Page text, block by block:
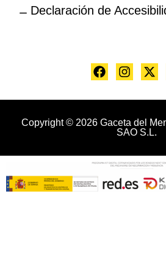
Declaración de
Copyright © 2026 Gaceta del
SAO S.L.